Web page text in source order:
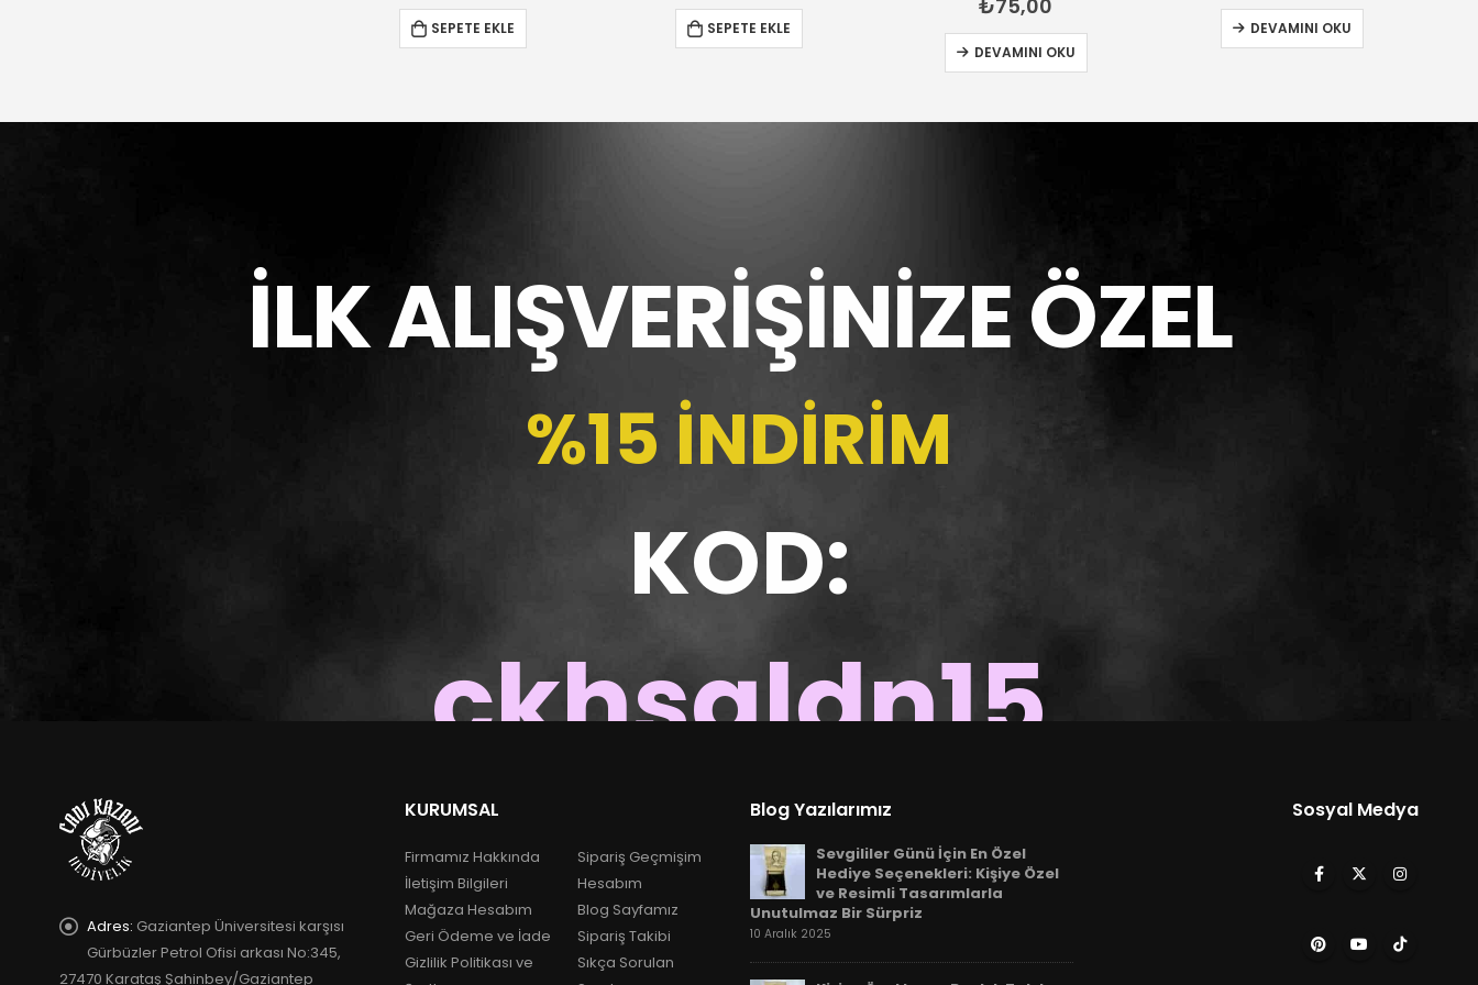
SEPETE EKLE
₺75,00
DEVAMINI OKU
SEPETE EKLE
İLK ALIŞVERİŞİNİZE ÖZEL
%15 İNDİRİM
KOD:
ckhsgldn15
300 TL VE ÜZERİ ALIŞVERİŞLERDE GEÇERLİDİR
Adres: Gaziantep Üniversitesi karşısı
Gürbüzler Petrol Ofisi arkası No:345,
27470 Karataş Şahinbey/Gaziantep
KURUMSAL
Firmamız Hakkında
İletişim Bilgileri
Mağaza Hesabım
Geri Ödeme ve İade
Gizlilik Politikası ve
Sipariş Geçmişim
Hesabım
Blog Sayfamız
Sipariş Takibi
Sıkça Sorulan
Blog Yazılarımız
Sevgililer Günü İçin En Özel
Hediye Seçenekleri: Kişiye Özel
ve Resimli Tasarımlarla
Unutulmaz Bir Sürpriz
10 Aralık 2025
Sosyal Medya